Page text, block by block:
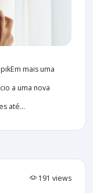
mais uma
a uma nova
até...
191 views